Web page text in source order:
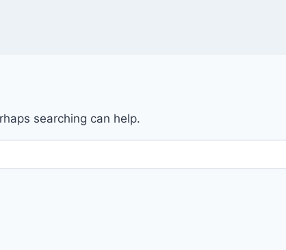
searching can help.